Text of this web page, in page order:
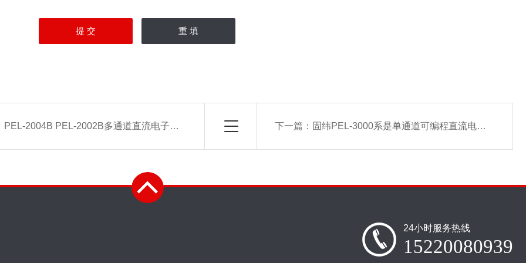
PEL-2004B PEL-2002B多通道直流电子负载 下一篇： 固纬PEL-3000系是单通道可编程直流电子负载
24小时服务热线
15220080939